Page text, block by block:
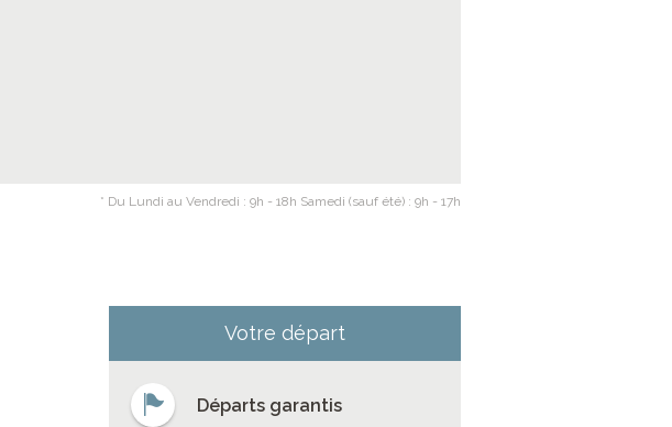
* Du Lundi au Vendredi : 9h - 18h Samedi (sauf été) : 9h - 17h
Votre départ
Départs garantis